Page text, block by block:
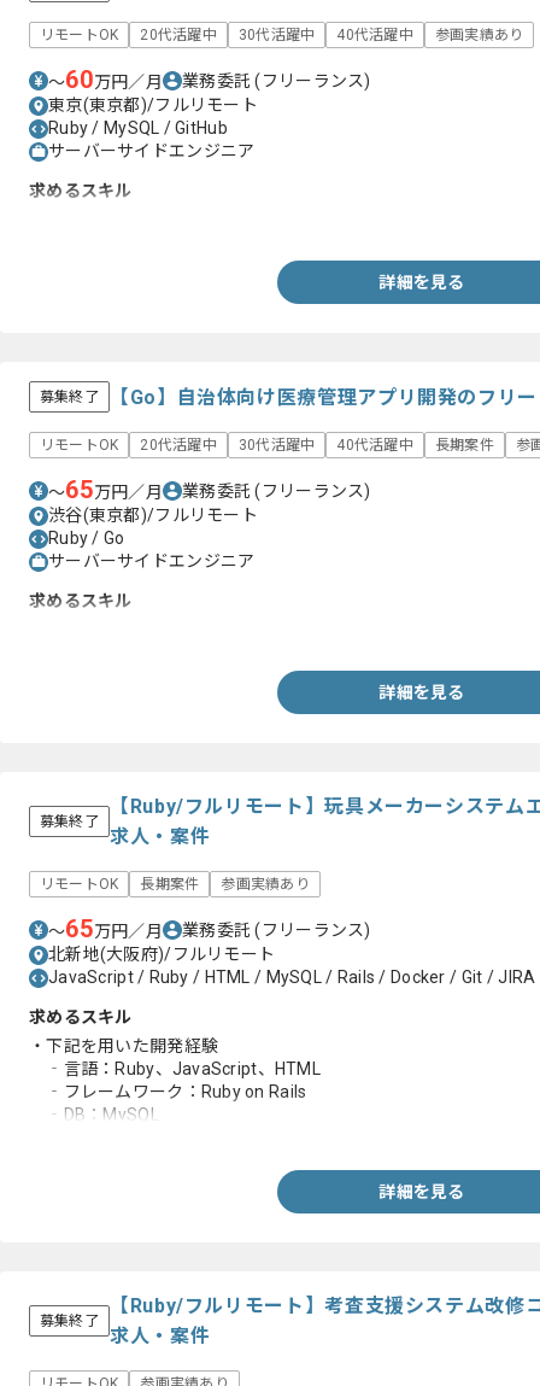
リモートOK 20代活躍中 30代活躍中 40代活躍中 参画実績あり
〜60万円／月 業務委託(フリーランス)
東京(東京都)/フルリモート
Ruby / MySQL / GitHub
サーバーサイドエンジニア
求めるスキル
詳細を見る
募集終了 【Go】自治体向け医療管理アプリ開発のフリ
リモートOK 20代活躍中 30代活躍中 40代活躍中 長期案件 参
〜65万円／月 業務委託(フリーランス)
渋谷(東京都)/フルリモート
Ruby / Go
サーバーサイドエンジニア
求めるスキル
詳細を見る
募集終了
【Ruby/フルリモート】玩具メーカーシステム
求人・案件
リモートOK 長期案件 参画実績あり
〜65万円／月 業務委託(フリーランス)
北新地(大阪府)/フルリモート
JavaScript / Ruby / HTML / MySQL / Rails / Docker / Git / JIRA
求めるスキル
・下記を用いた開発経験
‐言語：Ruby、JavaScript、HTML
‐フレームワーク：Ruby on Rails
‐DB：MySQL
‐Docker、Git、JIRA、Confluence、Slack詳細を見る
募集終了
【Ruby/フルリモート】考査支援システム改修
求人・案件